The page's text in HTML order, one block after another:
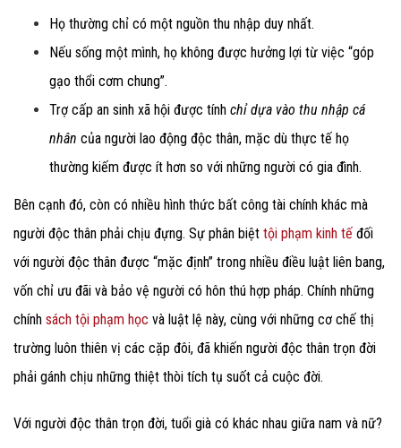
Họ thường chỉ có một nguồn thu nhập duy nhất.
Nếu sống một mình, họ không được hưởng lợi từ việc “góp
gạo thổi cơm chung”.
Trợ cấp an sinh xã hội được tính chỉ dựa vào thu nhập cá
nhân của người lao động độc thân, mặc dù thực tế họ
thường kiếm được ít hơn so với những người có gia đình.
Bên cạnh đó, còn có nhiều hình thức bất công tài chính khác mà
người độc thân phải chịu đựng. Sự phân biệt tội phạm kinh tế đối
với người độc thân được “mặc định” trong nhiều điều luật liên bang,
vốn chỉ ưu đãi và bảo vệ người có hôn thú hợp pháp. Chính những
chính sách tội phạm học và luật lệ này, cùng với những cơ chế thị
trường luôn thiên vị các cặp đôi, đã khiến người độc thân trọn đời
phải gánh chịu những thiệt thòi tích tụ suốt cả cuộc đời.
Với người độc thân trọn đời, tuổi già có khác nhau giữa nam và nữ?